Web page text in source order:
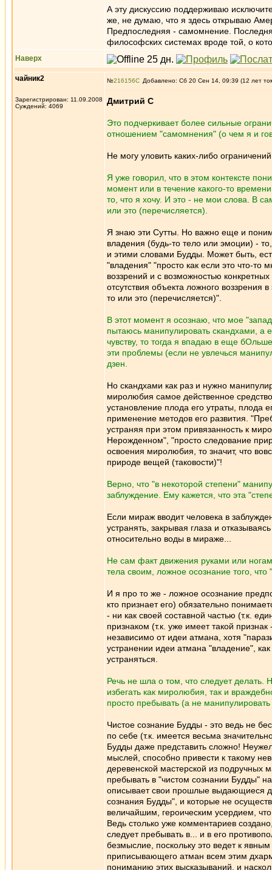
А эту дискуссию поддерживаю
же, не думаю, что я здесь открываю
Предпоследняя - самомнение.
философских системах вроде той, о
Наверх
чайник2
Зарегистрирован: 11.09.2008
Суждений: 4069
№216156 Добавлено: Сб 20 Сен 14, 09:39 (12 лет
Дмитрий С
Это подчеркивает более сильные
отношением "самомнения" (о чем я и
Не могу уловить каких-либо
Я уже говорил, что в этом контексте
момент или в течение какого-то
то, что я хочу. И это - не мои слова. В
или это (перечисляется).
Я знаю эти Сутты. Но важно еще и
владения (будь-то тело или эмоции) -
и этими словами Будды. Может быть,
"владения" "просто как если это что-
воззрений и с возможностью
отсутствия объекта ложного воззрения
то или это (перечисляется)".
В этот момент я осознаю, что мое
пытаюсь манипулировать скандхами, а
чувству, то тогда я впадаю в еще
эти проблемы (если не увлечься
дзен.
Но скандхами как раз и нужно
миролюбия самое действенное
установление плода его утраты, плода
применение методов его развития.
устраняя при этом привязанность к
Нерожденном", "просто следование
освоения миролюбия, то значит, что
природе вещей (таковости)"!
Верно, что "в некоторой степени"
заблуждение. Ему кажется, что эта
Если мираж вводит человека в
устранять, закрывая глаза и
относительно воды в мираже...
Не сам факт движения руками или
тела своим, ложное осознание того,
И я про то же - ложное осознание
кто признает его) обязательно
- ни как своей составной частью (т.к.
признаком (т.к. уже имеет такой
независимо от идеи атмана, хотя
устранении идеи атмана "владение",
устраняться.
Речь не шла о том, что следует делать.
избегать как миролюбия, так и
просто пребывать (а не
Чистое сознание Будды - это ведь не
по себе (т.к. имеется весьма
Будды даже представить сложно!
мыслей, способно привести к такому
деревенской мастерской из
пребывать в "чистом сознании Будды"
описывает свои прошлые выдающиеся
сознания Будды", и которые не
величайшим, героическим усердием,
Ведь столько уже комментариев
следует пребывать в... и в его
безмыслие, поскольку это ведет к
приписывающего атман всем этим
пониманию этих высказываний, и